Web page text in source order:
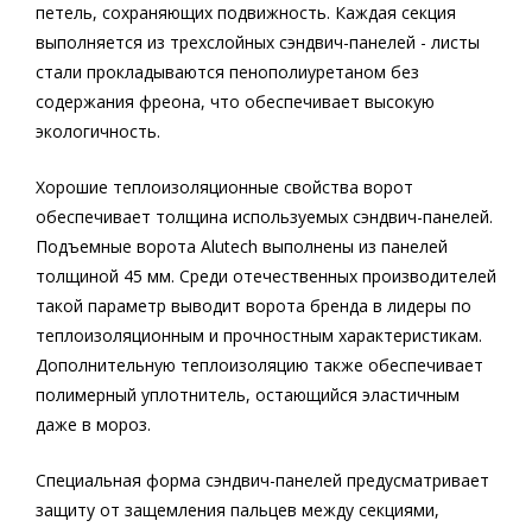
петель, сохраняющих подвижность. Каждая секция
выполняется из трехслойных сэндвич-панелей - листы
стали прокладываются пенополиуретаном без
содержания фреона, что обеспечивает высокую
экологичность.
Хорошие теплоизоляционные свойства ворот
обеспечивает толщина используемых сэндвич-панелей.
Подъемные ворота Alutech выполнены из панелей
толщиной 45 мм. Среди отечественных производителей
такой параметр выводит ворота бренда в лидеры по
теплоизоляционным и прочностным характеристикам.
Дополнительную теплоизоляцию также обеспечивает
полимерный уплотнитель, остающийся эластичным
даже в мороз.
Специальная форма сэндвич-панелей предусматривает
защиту от защемления пальцев между секциями,